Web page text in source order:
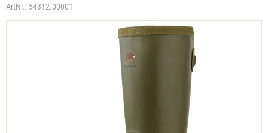
ArtNr.: 54312.00001